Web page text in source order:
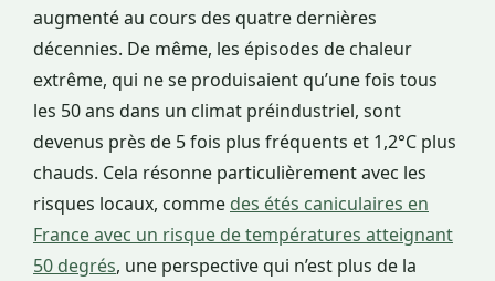
augmenté au cours des quatre dernières
décennies. De même, les épisodes de chaleur
extrême, qui ne se produisaient qu’une fois tous
les 50 ans dans un climat préindustriel, sont
devenus près de 5 fois plus fréquents et 1,2°C plus
chauds. Cela résonne particulièrement avec les
risques locaux, comme des étés caniculaires en
France avec un risque de températures atteignant
50 degrés, une perspective qui n’est plus de la